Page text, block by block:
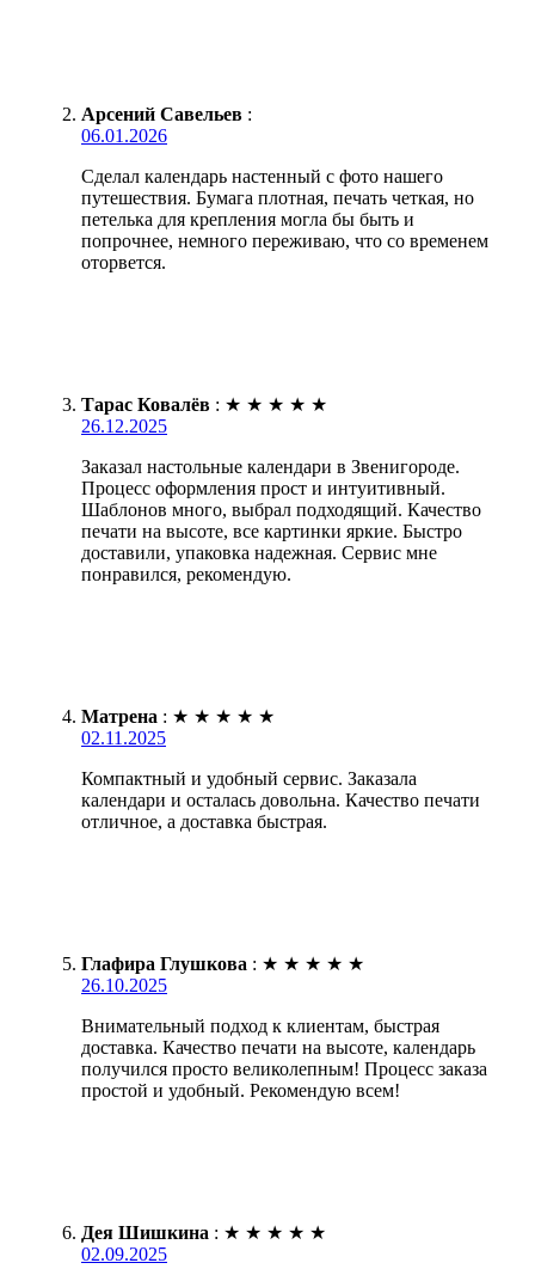
Арсений Савельев :
06.01.2026
Сделал календарь настенный с фото нашего
путешествия. Бумага плотная, печать четкая, но
петелька для крепления могла бы быть и
попрочнее, немного переживаю, что со временем
оторвется.
Тарас Ковалёв : ★ ★ ★ ★ ★
26.12.2025
Заказал настольные календари в Звенигороде.
Процесс оформления прост и интуитивный.
Шаблонов много, выбрал подходящий. Качество
печати на высоте, все картинки яркие. Быстро
доставили, упаковка надежная. Сервис мне
понравился, рекомендую.
Матрена : ★ ★ ★ ★ ★
02.11.2025
Компактный и удобный сервис. Заказала
календари и осталась довольна. Качество печати
отличное, а доставка быстрая.
Глафира Глушкова : ★ ★ ★ ★ ★
26.10.2025
Внимательный подход к клиентам, быстрая
доставка. Качество печати на высоте, календарь
получился просто великолепным! Процесс заказа
простой и удобный. Рекомендую всем!
Дея Шишкина : ★ ★ ★ ★ ★
02.09.2025